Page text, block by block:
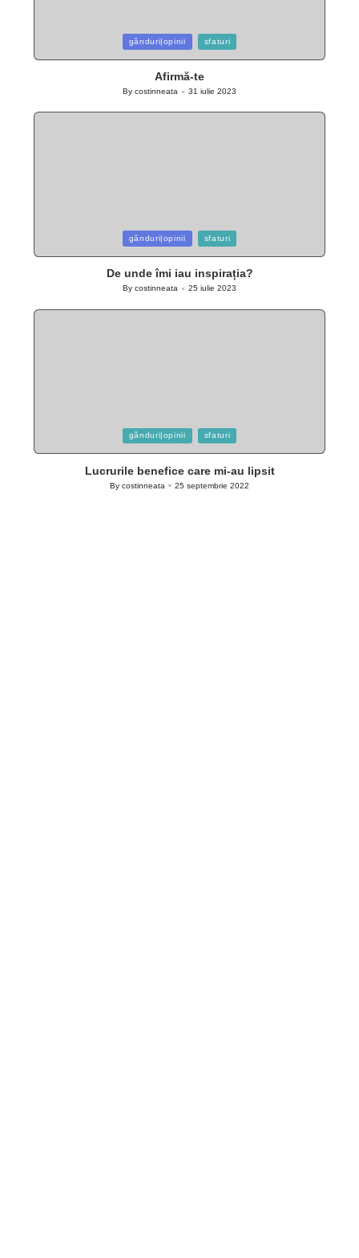
in
gânduri|opinii sfaturi
Afirmă-te
Posted
Bycostinneata 31 iulie 2023
in
gânduri|opinii sfaturi
De unde îmi iau inspirația?
Posted
Bycostinneata 25 iulie 2023
in
gânduri|opinii sfaturi
Lucrurile benefice care mi-au lipsit
Posted
By costinneata 25 septembrie 2022